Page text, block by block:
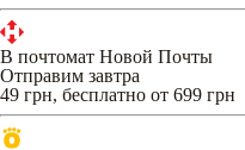
В почтомат Новой Почты
Отправим завтра
49 грн, бесплатно от 699 грн